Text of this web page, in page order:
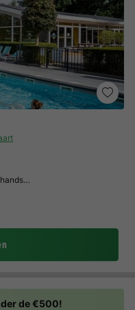
de €500!